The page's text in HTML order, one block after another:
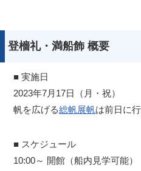
登檣礼・満船飾 概要
■ 実施日
2023年7月17日（月・祝）
帆を広げる総帆展帆は前日に
■ スケジュール
10:00～ 開館（船内見学可能）